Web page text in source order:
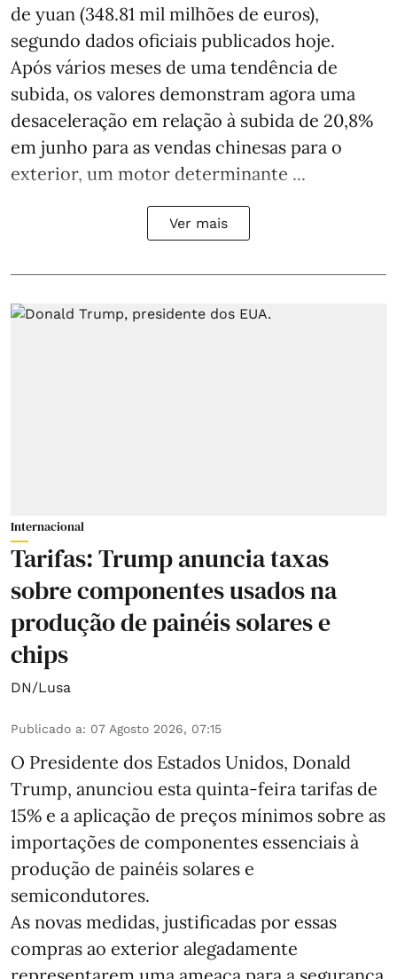
de yuan (348.81 mil milhões de euros),
segundo dados oficiais publicados hoje.
Após vários meses de uma tendência de
subida, os valores demonstram agora uma
desaceleração em relação à subida de 20,8%
em junho para as vendas chinesas para o
exterior, um motor determinante ...
Ver mais
Internacional
Tarifas: Trump anuncia taxas
sobre componentes usados na
produção de painéis solares e
chips
DN/Lusa
Publicado a: 07 Agosto 2026, 07:15
O Presidente dos Estados Unidos, Donald
Trump, anunciou esta quinta-feira tarifas de
15% e a aplicação de preços mínimos sobre as
importações de componentes essenciais à
produção de painéis solares e
semicondutores.
As novas medidas, justificadas por essas
compras ao exterior alegadamente